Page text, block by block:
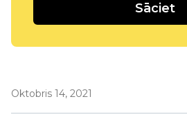
Sāciet
Oktobris 14, 2021